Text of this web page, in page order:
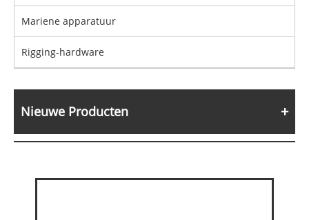
Mariene apparatuur
Rigging-hardware
Nieuwe Producten